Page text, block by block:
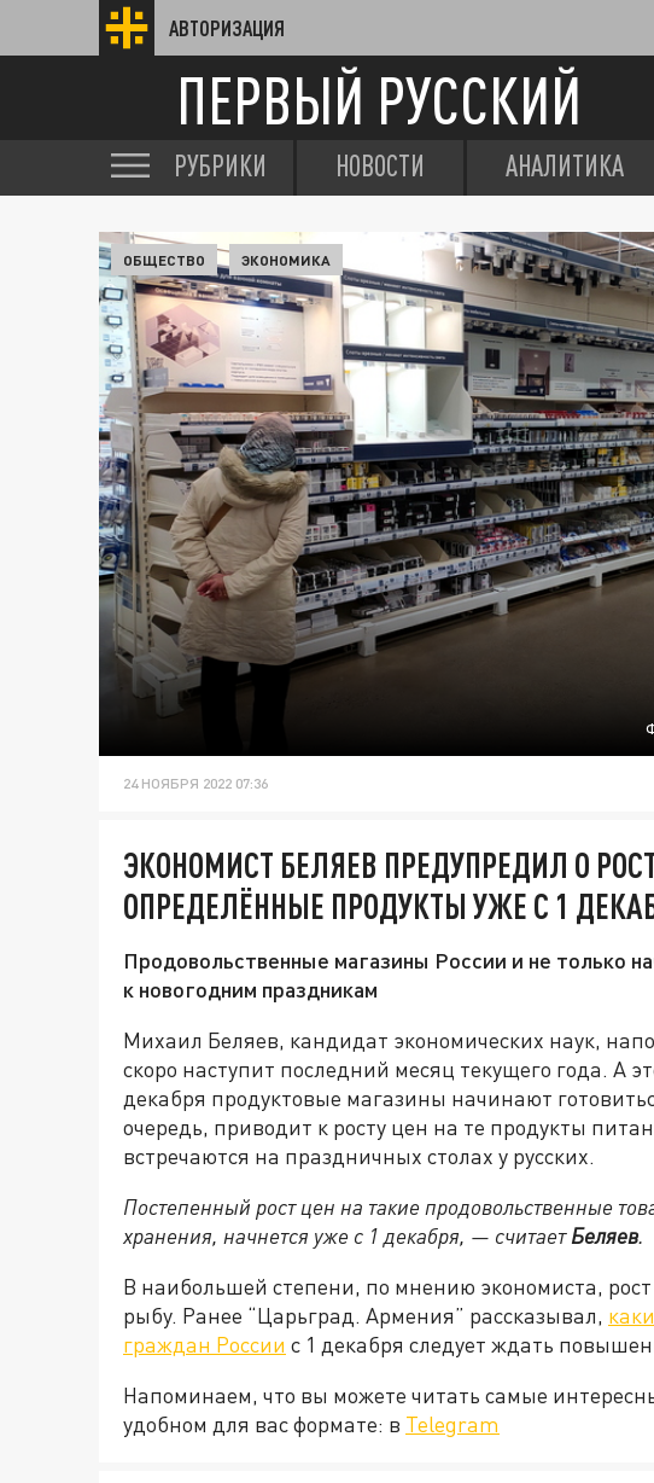
АВТОРИЗАЦИЯ
ПЕРВЫЙ РУССКИЙ
РУБРИКИ НОВОСТИ АНАЛИТИКА
ОБЩЕСТВО ЭКОНОМИКА
24 НОЯБРЯ 2022 07:36
ЭКОНОМИСТ БЕЛЯЕВ ПРЕДУПРЕДИЛ О
ОПРЕДЕЛЁННЫЕ ПРОДУКТЫ УЖЕ С 1
Продовольственные магазины России и не только
к новогодним праздникам
Михаил Беляев, кандидат экономических наук,
скоро наступит последний месяц текущего года. А
декабря продуктовые магазины начинают
очередь, приводит к росту цен на те продукты
встречаются на праздничных столах у русских.
Постепенный рост цен на такие продовольственные
хранения, начнется уже с 1 декабря, — считаетБеляев.
В наибольшей степени, по мнению экономиста, рост
рыбу. Ранее “Царьград. Армения” рассказывал,
граждан России с 1 декабря следует ждать
Напоминаем, что вы можете читать самые
удобном для вас формате: в Telegram